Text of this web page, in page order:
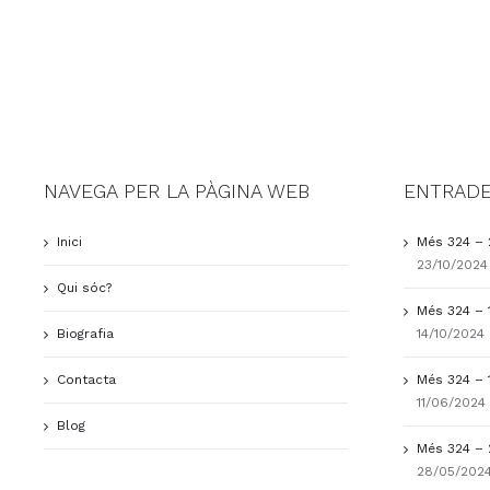
NAVEGA PER LA PÀGINA WEB
Inici
Qui sóc?
Biografia
Contacta
Blog
Més 324 –
23/10/2024
Més 324 –
14/10/2024
Més 324 –
11/06/2024
Més 324 –
28/05/